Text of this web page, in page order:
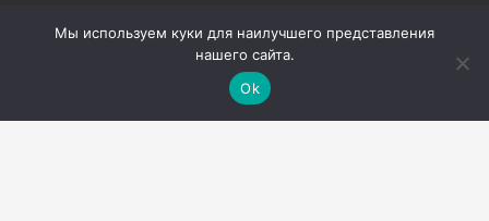
Мы используем куки для наилучшего представления
нашего сайта.
Ok